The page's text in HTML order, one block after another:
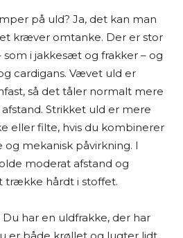
på uld? Ja, det kan man
kræver omtanke. Der er stor
i jakkesæt og frakker – og
cardigans. Vævet uld er
så det tåler normalt mere
Strikket uld er mere
eller filte, hvis du kombinerer
mekanisk påvirkning. I
moderat afstand og
trække hårdt i stoffet.
har en uldfrakke, der har